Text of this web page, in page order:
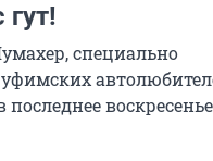
специально
воскресенье